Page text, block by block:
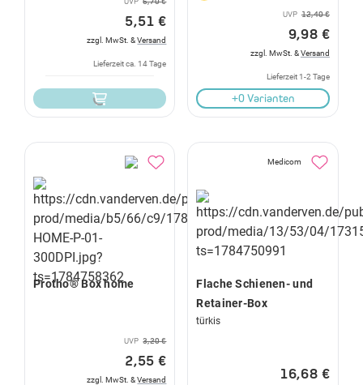
5,51 €
zzgl. MwSt. &Versand
Lieferzeit ca. 14 Tage
UVP 12,40 €
9,98 €
zzgl. MwSt. &Versand
Lieferzeit 1-2 Tage
+0 Varianten
Protho® Box home
UVP 3,20 €
2,55 €
zzgl. MwSt. &Versand
Medicom
Flache Schienen- und
Retainer-Box
türkis
16,68 €